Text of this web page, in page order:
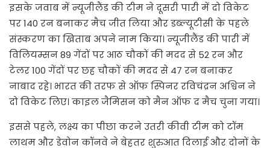
इसके जवाब में न्यूजीलैंड की टीम ने दूसरी पारी में दो विकेट
पर 140 रन बनाकर मैच जीत लिया और डब्ल्यूटीसी के पहले
संस्करण का खिताब अपने नाम किया। न्यूजीलैंड की पारी में
विलियम्सन 89 गेंदों पर आठ चौकों की मदद से 52 रन और
टेलर 100 गेंदों पर छह चौकों की मदद से 47 रन बनाकर
नाबाद रहे। भारत की तरफ से ऑफ स्पिनर रविचंद्रन अश्विन ने
दो विकेट लिए। काइल जैमिसन को मैन ऑफ द मैच चुना गया।
इससे पहले, लक्ष्य का पीछा करने उतरी कीवी टीम को टॉम
लाथम और डेवोन कॉनवे ने बेहतर शुरुआत दिलाई और दोनों के